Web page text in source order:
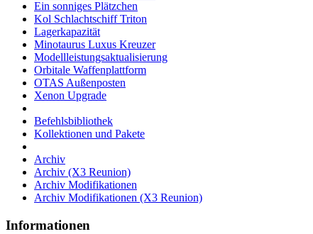
Ein sonniges Plätzchen
Kol Schlachtschiff Triton
Lagerkapazität
Minotaurus Luxus Kreuzer
Modellleistungsaktualisierung
Orbitale Waffenplattform
OTAS Außenposten
Xenon Upgrade
Befehlsbibliothek
Kollektionen und Pakete
Archiv
Archiv (X3 Reunion)
Archiv Modifikationen
Archiv Modifikationen (X3 Reunion)
Informationen